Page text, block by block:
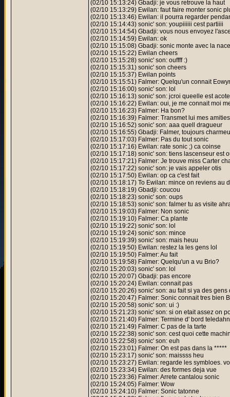
(02/10 15:13:24) Gbadji: je vous retrouve la haut
(02/10 15:13:29) Ewilan: faut faire monter sonic
(02/10 15:13:46) Ewilan: il pourra regarder
(02/10 15:14:43) sonic' son: youpiiiiii cest partiiii
(02/10 15:14:54) Gbadji: vous nous envoyez
(02/10 15:14:59) Ewilan: ok
(02/10 15:15:08) Gbadji: sonic monte avec la
(02/10 15:15:22) Ewilan cheers
(02/10 15:15:28) sonic' son: ouffff :)
(02/10 15:15:31) sonic' son cheers
(02/10 15:15:37) Ewilan points
(02/10 15:15:51) Falmer: Quelqu'un connait
(02/10 15:16:00) sonic' son: lol
(02/10 15:16:13) sonic' son: jcroi queelle est
(02/10 15:16:22) Ewilan: oui, je me connait moi
(02/10 15:16:23) Falmer: Ha bon?
(02/10 15:16:39) Falmer: Transmet lui mes
(02/10 15:16:52) sonic' son: aaa quell dragueur
(02/10 15:16:55) Gbadji: Falmer, toujours
(02/10 15:17:03) Falmer: Pas du tout sonic
(02/10 15:17:16) Ewilan: rate sonic ;) ca coinse
(02/10 15:17:18) sonic' son: tiens lascenseur est
(02/10 15:17:21) Falmer: Je trouve miss Carter
(02/10 15:17:22) sonic' son: je vais appeler otis
(02/10 15:17:50) Ewilan: op ca c'est fait
(02/10 15:18:17) To Ewilan: mince on reviens au
(02/10 15:18:19) Gbadji: coucou
(02/10 15:18:23) sonic' son: oups
(02/10 15:18:53) sonic' son: falmer tu as visite
(02/10 15:19:03) Falmer: Non sonic
(02/10 15:19:10) Falmer: Ca plante
(02/10 15:19:22) sonic' son: lol
(02/10 15:19:24) sonic' son: mince
(02/10 15:19:39) sonic' son: mais heuu
(02/10 15:19:50) Ewilan: restez la les gens lol
(02/10 15:19:50) Falmer: Au fait
(02/10 15:19:58) Falmer: Quelqu'un a vu Brio?
(02/10 15:20:03) sonic' son: lol
(02/10 15:20:07) Gbadji: pas encore
(02/10 15:20:24) Ewilan: connait pas
(02/10 15:20:26) sonic' son: au fait si ya des
(02/10 15:20:47) Falmer: Sonic connait tres bien
(02/10 15:20:58) sonic' son: ui :)
(02/10 15:21:23) sonic' son: si on etait assez on
(02/10 15:21:40) Falmer: Termine d' bord
(02/10 15:21:49) Falmer: C pas de la tarte
(02/10 15:22:38) sonic' son: cest quoi cette
(02/10 15:22:58) sonic' son: euh
(02/10 15:23:01) Falmer: On est pas dans la *****
(02/10 15:23:17) sonic' son: maissss heu
(02/10 15:23:27) Ewilan: regarde les symbloes.
(02/10 15:23:34) Ewilan: des formes deja vue
(02/10 15:23:36) Falmer: Arrete cantalou sonic
(02/10 15:24:05) Falmer: Wow
(02/10 15:24:10) Falmer: Sonic tatonne